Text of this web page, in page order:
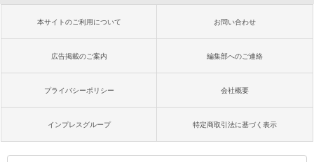
本サイトのご利用について お問い合わせ
広告掲載のご案内 編集部へのご連絡
プライバシーポリシー 会社概要
インプレスグループ 特定商取引法に基づく表示